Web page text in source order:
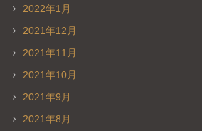
2022年1月
2021年12月
2021年11月
2021年10月
2021年9月
2021年8月